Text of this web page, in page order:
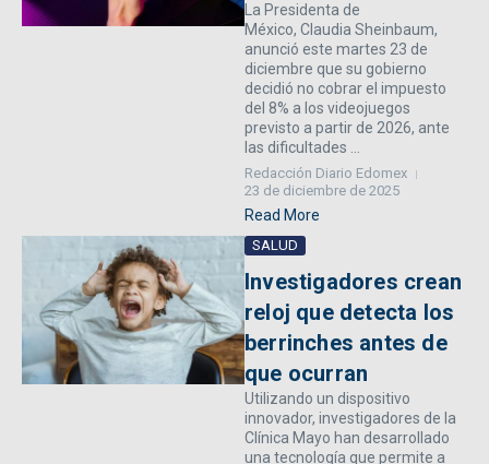
La Presidenta de
México, Claudia Sheinbaum,
anunció este martes 23 de
diciembre que su gobierno
decidió no cobrar el impuesto
del 8% a los videojuegos
previsto a partir de 2026, ante
las dificultades ...
Redacción Diario Edomex
23 de diciembre de 2025
Read More
SALUD
Investigadores crean
reloj que detecta los
berrinches antes de
que ocurran
Utilizando un dispositivo
innovador, investigadores de la
Clínica Mayo han desarrollado
una tecnología que permite a